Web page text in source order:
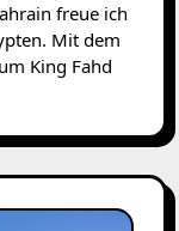
Mit dem
King Fahd